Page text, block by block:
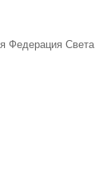
Федерация Света